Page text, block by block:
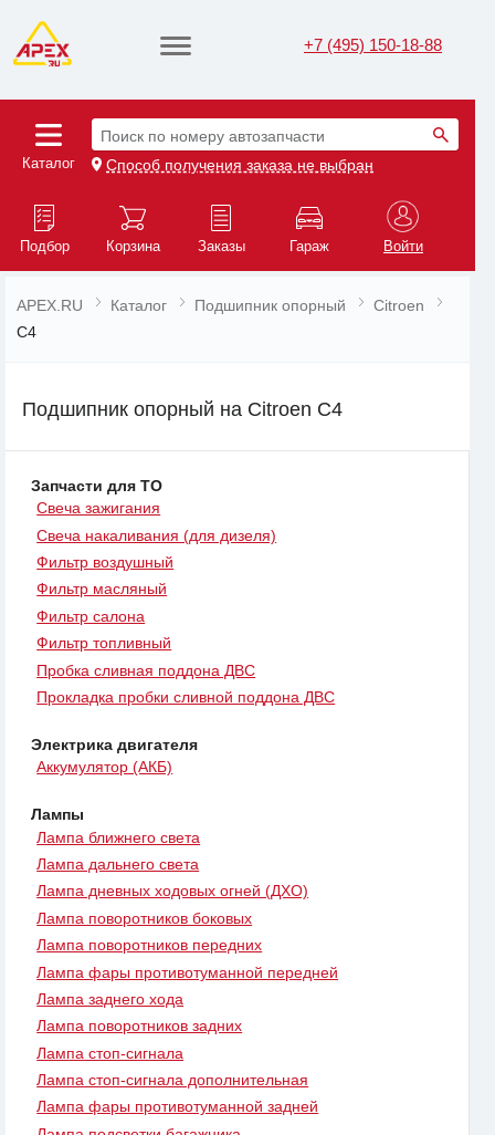
+7 (495) 150-18-88
Каталог
Поиск по номеру автозапчасти
Способ получения заказа не выбран
Подбор Корзина Заказы Гараж Войти
APEX.RU Каталог Подшипник опорный
Citroen
C4
Подшипник опорный на Citroen C4
Запчасти для ТО
Свеча зажигания
Свеча накаливания (для дизеля)
Фильтр воздушный
Фильтр масляный
Фильтр салона
Фильтр топливный
Пробка сливная поддона ДВС
Прокладка пробки сливной поддона ДВС
Электрика двигателя
Аккумулятор (АКБ)
Лампы
Лампа ближнего света
Лампа дальнего света
Лампа дневных ходовых огней (ДХО)
Лампа поворотников боковых
Лампа поворотников передних
Лампа фары противотуманной передней
Лампа заднего хода
Лампа поворотников задних
Лампа стоп-сигнала
Лампа стоп-сигнала дополнительная
Лампа фары противотуманной задней